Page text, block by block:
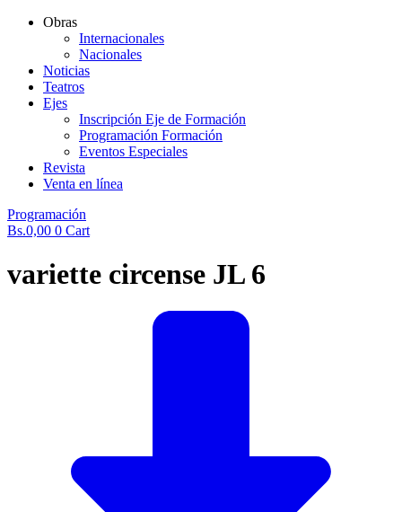
Obras
Internacionales
Nacionales
Noticias
Teatros
Ejes
Inscripción Eje de Formación
Programación Formación
Eventos Especiales
Revista
Venta en línea
Programación
Bs.0,00 0 Cart
variette circense JL 6